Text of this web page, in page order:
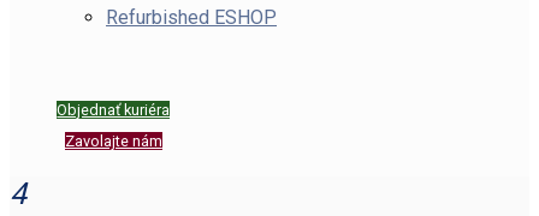
Refurbished ESHOP
Objednať kuriéra
Zavolajte nám
4